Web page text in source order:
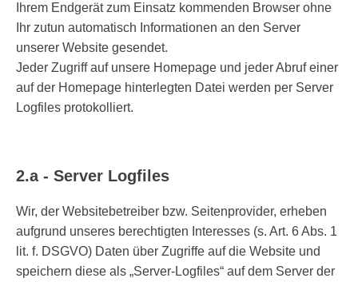
Ihrem Endgerät zum Einsatz kommenden Browser ohne
Ihr zutun automatisch Informationen an den Server
unserer Website gesendet.
Jeder Zugriff auf unsere Homepage und jeder Abruf einer
auf der Homepage hinterlegten Datei werden per Server
Logfiles protokolliert.
2.a - Server Logfiles
Wir, der Websitebetreiber bzw. Seitenprovider, erheben
aufgrund unseres berechtigten Interesses (s. Art. 6 Abs. 1
lit. f. DSGVO) Daten über Zugriffe auf die Website und
speichern diese als „Server-Logfiles“ auf dem Server der